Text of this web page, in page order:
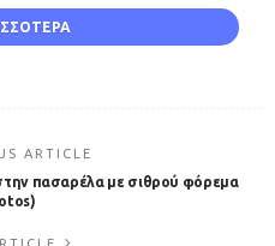
ARTICLE
πασαρέλα με σιθρού φόρεμα